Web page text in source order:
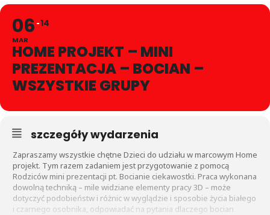
06
MAR
14
HOME PROJEKT – MINI
PREZENTACJA – BOCIAN –
WSZYSTKIE GRUPY
szczegóły wydarzenia
Zapraszamy wszystkie chętne Dzieci do udziału w marcowym Home
projekt. Tym razem zadaniem jest przygotowanie z pomocą
Rodziców mini prezentacji pt. Bocianie ciekawostki. Praca wykonana
dowolną techniką – mile widziane elementy pracy 3D – może
dotyczyć podobieństw i różnic w wyglądzie i sposobie życia białego
i czarnego osobnika, odpowiadać na pytania dlaczego bocian